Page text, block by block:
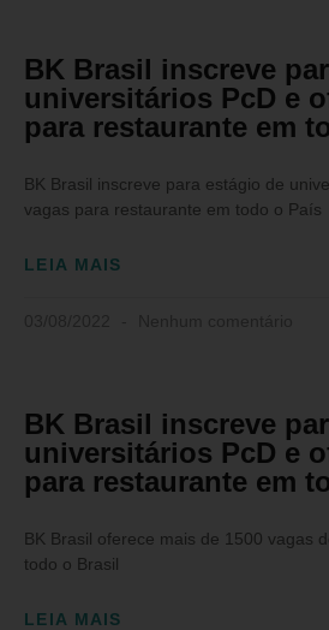
BK Brasil inscreve
universitários PcD e
para restaurante em
BK Brasil inscreve para estágio de
vagas para restaurante em todo o País
LEIA MAIS
BK Brasil inscreve
universitários PcD e
para restaurante em
BK Brasil oferece mais de 1500 vagas
todo o Brasil
LEIA MAIS